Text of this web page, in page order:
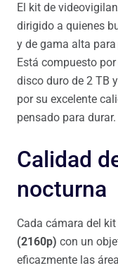
El kit de
dirigido a quienes
y de gama alta
Está compuesto
disco duro de 2 TB
por su excelente
pensado para durar.
Calidad
nocturna
Cada cámara del
(2160p) con un
eficazmente las